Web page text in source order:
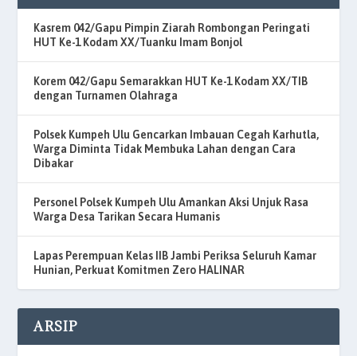
Kasrem 042/Gapu Pimpin Ziarah Rombongan Peringati
HUT Ke-1 Kodam XX/Tuanku Imam Bonjol
Korem 042/Gapu Semarakkan HUT Ke-1 Kodam XX/TIB
dengan Turnamen Olahraga
Polsek Kumpeh Ulu Gencarkan Imbauan Cegah Karhutla,
Warga Diminta Tidak Membuka Lahan dengan Cara
Dibakar
Personel Polsek Kumpeh Ulu Amankan Aksi Unjuk Rasa
Warga Desa Tarikan Secara Humanis
Lapas Perempuan Kelas IIB Jambi Periksa Seluruh Kamar
Hunian, Perkuat Komitmen Zero HALINAR
ARSIP